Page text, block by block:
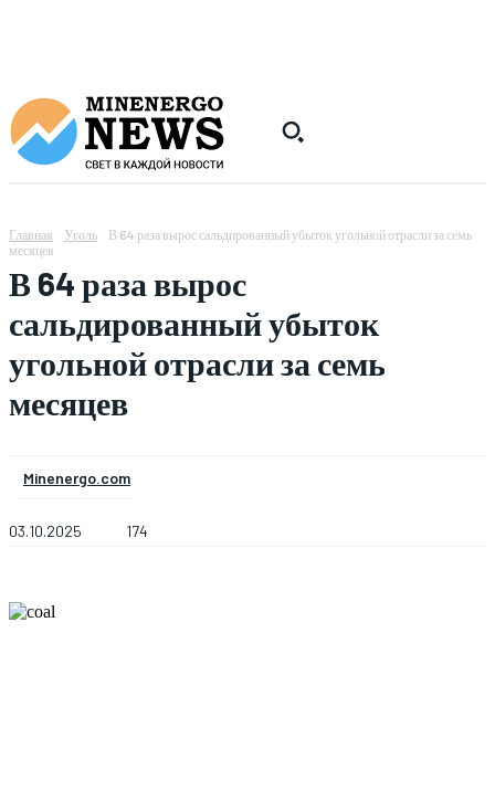
Главная Уголь
В 64 раза вырос сальдированный убыток угольной отрасли за семь
месяцев
В 64 раза вырос
сальдированный убыток
угольной отрасли за семь
месяцев
Minenergo.com
03.10.2025 174